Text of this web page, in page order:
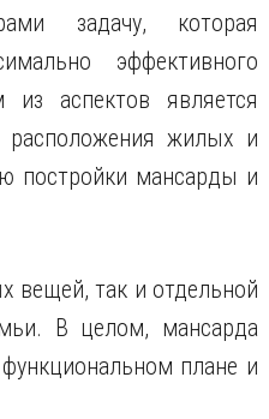
задачу, которая
эффективного
из аспектов является
расположения жилых и
постройки мансарды и
вещей, так и отдельной
В целом, мансарда
плане и